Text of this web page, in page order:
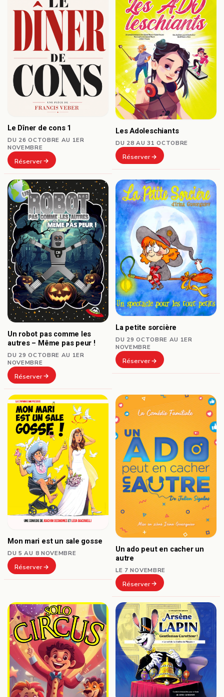
Le Dîner de cons 1
DU 26 OCTOBRE AU 1ER
NOVEMBRE
Réserver
Les Adoleschiants
DU 28 AU 31 OCTOBRE
Réserver
Un robot pas comme les
autres – Même pas peur !
DU 29 OCTOBRE AU 1ER
NOVEMBRE
Réserver
La petite sorcière
DU 29 OCTOBRE AU 1ER
NOVEMBRE
Réserver
Mon mari est un sale gosse
DU 5 AU 8 NOVEMBRE
Réserver
Un ado peut en cacher un
autre
LE 7 NOVEMBRE
Réserver